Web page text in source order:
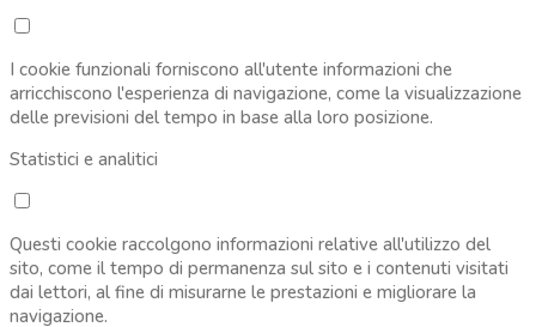
I cookie funzionali forniscono all'utente informazioni che
arricchiscono l'esperienza di navigazione, come la visualizzazione
delle previsioni del tempo in base alla loro posizione.
Statistici e analitici
Questi cookie raccolgono informazioni relative all'utilizzo del
sito, come il tempo di permanenza sul sito e i contenuti visitati
dai lettori, al fine di misurarne le prestazioni e migliorare la
navigazione.